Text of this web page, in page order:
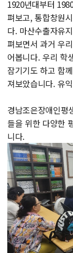
1920년대부터
펴보고, 통합창원
다. 마산수출자유
펴보면서 과거 우
어봅니다. 우리 학
잠기기도 하고 함
져보았습니다. 유
경남조은장애인평
들을 위한 다양한
니다.